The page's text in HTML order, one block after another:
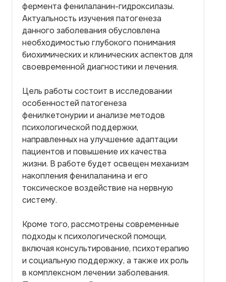
фермента фенилаланин-гидроксилазы.
Актуальность изучения патогенеза
данного заболевания обусловлена
необходимостью глубокого понимания
биохимических и клинических аспектов для
своевременной диагностики и лечения.
Цель работы состоит в исследовании
особенностей патогенеза
фенилкетонурии и анализе методов
психологической поддержки,
направленных на улучшение адаптации
пациентов и повышение их качества
жизни. В работе будет освещен механизм
накопления фенилаланина и его
токсическое воздействие на нервную
систему.
Кроме того, рассмотрены современные
подходы к психологической помощи,
включая консультирование, психотерапию
и социальную поддержку, а также их роль
в комплексном лечении заболевания.